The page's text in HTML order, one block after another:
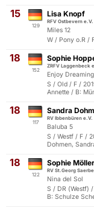
15
129
Lisa Knopf
RFV Ostbevern e.V.
Miles 12
W / Pony o.R /
18
152
Sophie
ZRFV Laggenbeck
Enjoy Dreaming
S / Old / F /
Annette / B:
18
117
Sandra
RV Ibbenbüren e.V.
Baluba 5
S / Westf / F /
Dohmen,
18
122
Sophie
RV St.Georg
Nina del Sol
S / DR (Westf)
B: Schulze